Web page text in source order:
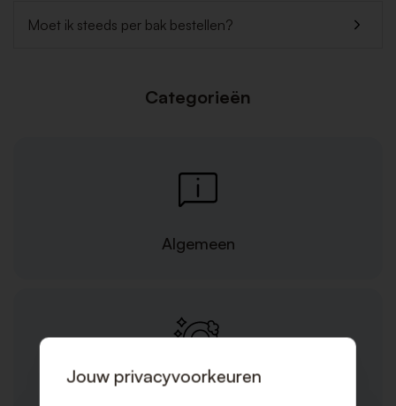
Moet ik steeds per bak bestellen?
Categorieën
Algemeen
Jouw privacyvoorkeuren